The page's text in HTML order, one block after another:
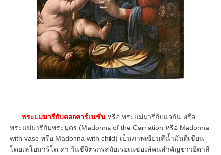
พระแม่มารีกับดอกคาร์เนชั่น หรือ พระแม่มารีกับแจกัน หรือ
พระแม่มารีกับพระบุตร (Madonna of the Carnation หรือ Madonna
with vase หรือ Madonna with child) เป็นภาพเขียนสีน้ำมันที่เขียน
โดยเลโอนาร์โด ดา วินชีจิตรกรสมัยเรอเนซองส์คนสำคัญชาวอิตาลี